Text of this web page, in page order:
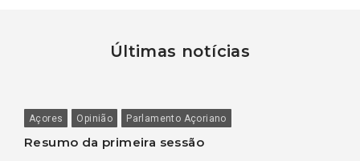
Últimas notícias
Açores Opinião Parlamento Açoriano
Resumo da primeira sessão